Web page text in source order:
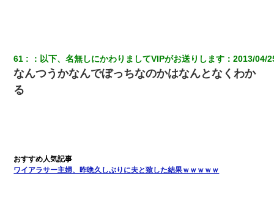
61 ： 以下、名無しにかわりましてVIPがお送りします ：2013/04/
なんつうかなんでぼっちなのかはなんとなくわか
る
ワイアラサー主婦、昨晩久しぶりに夫と致した結果ｗｗｗｗｗ